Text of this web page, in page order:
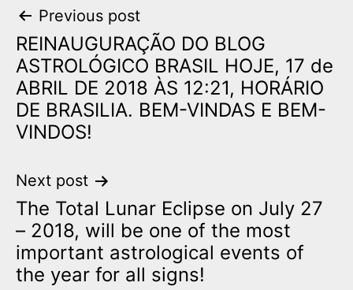
Post
navigation
Previous post
REINAUGURAÇÃO DO BLOG
ASTROLÓGICO BRASIL HOJE, 17 de
ABRIL DE 2018 ÀS 12:21, HORÁRIO
DE BRASILIA. BEM-VINDAS E BEM-
VINDOS!
Next post
The Total Lunar Eclipse on July 27
– 2018, will be one of the most
important astrological events of
the year for all signs!